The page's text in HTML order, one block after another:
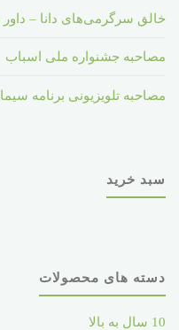
خالق سرگرمی‌های دانا –
مصاحبه جشنواره ملی اسباب
مصاحبه تلویزیونی برنامه
سبد خرید
دسته های محصولات
10 سال به بالا